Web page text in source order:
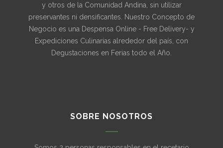
y otros de la Comunidad Andina, sin utilizar
preservantes ni densificantes. Nuestro Concepto de
Negocio es una Despensa Online - Free Delivery- y
Expediciones Culinarias alrededor del país, con
Degustaciones en Ferias todo el Año.
SOBRE NOSOTROS